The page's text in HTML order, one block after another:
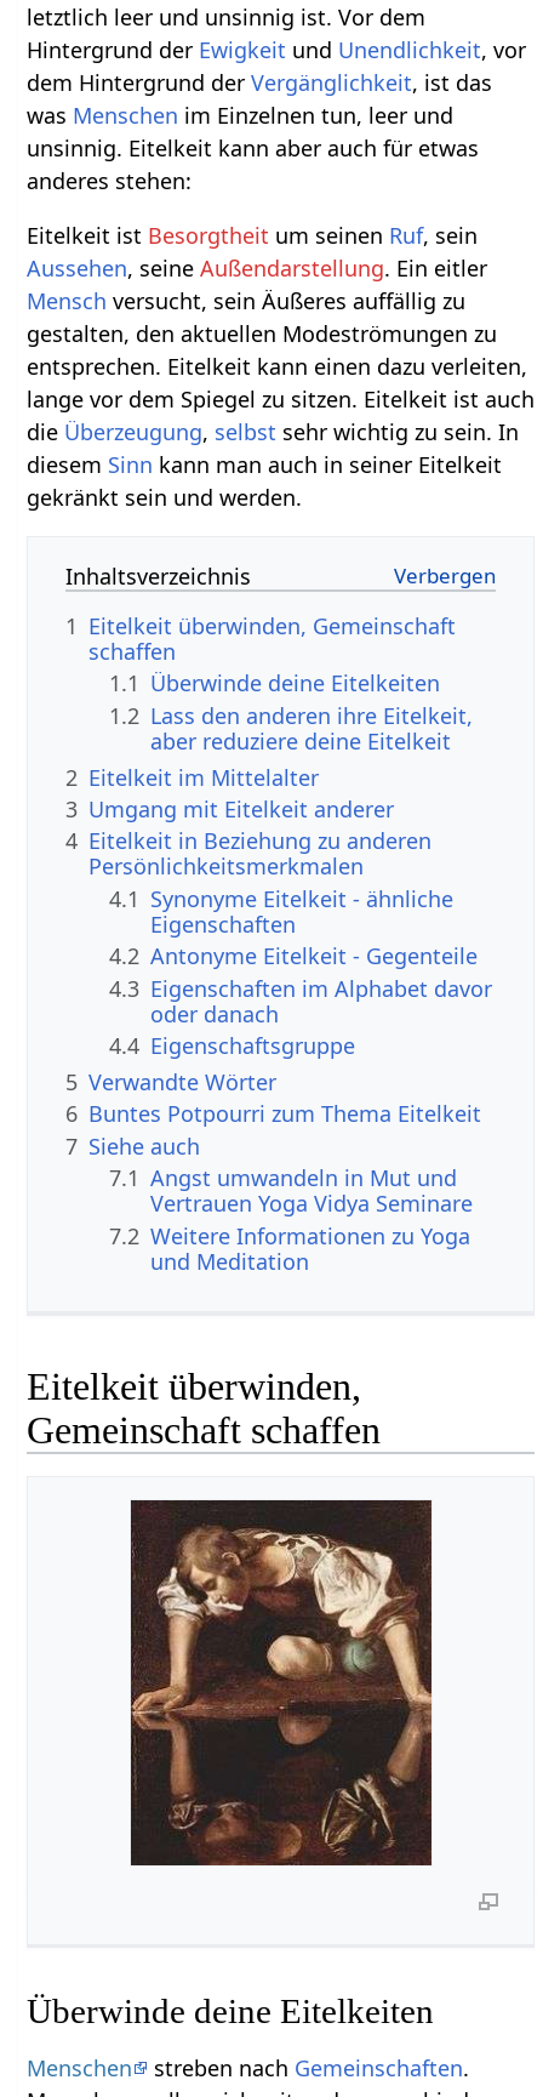
letztlich leer und unsinnig ist. Vor dem
Hintergrund der Ewigkeit und Unendlichkeit, vor
dem Hintergrund derVergänglichkeit, ist das
was Menschen im Einzelnen tun, leer und
unsinnig. Eitelkeit kann aber auch für etwas
anderes stehen:
Eitelkeit ist Besorgtheit um seinen Ruf, sein
Aussehen, seineAußendarstellung. Ein eitler
Mensch versucht, sein Äußeres auffällig zu
gestalten, den aktuellen Modeströmungen zu
entsprechen. Eitelkeit kann einen dazu verleiten,
lange vor dem Spiegel zu sitzen. Eitelkeit ist auch
die Überzeugung, selbst sehr wichtig zu sein. In
diesem Sinn kann man auch in seiner Eitelkeit
gekränkt sein und werden.
Inhaltsverzeichnis
1 Eitelkeit überwinden, Gemeinschaft
schaffen
1.1 Überwinde deine Eitelkeiten
1.2 Lass den anderen ihre Eitelkeit,
aber reduziere deine Eitelkeit
2 Eitelkeit im Mittelalter
3 Umgang mit Eitelkeit anderer
4 Eitelkeit in Beziehung zu anderen
Persönlichkeitsmerkmalen
4.1 Synonyme Eitelkeit - ähnliche
Eigenschaften
4.2 Antonyme Eitelkeit - Gegenteile
4.3 Eigenschaften im Alphabet davor
oder danach
4.4 Eigenschaftsgruppe
5 Verwandte Wörter
6 Buntes Potpourri zum Thema Eitelkeit
7 Siehe auch
7.1 Angst umwandeln in Mut und
Vertrauen Yoga Vidya Seminare
7.2 Weitere Informationen zu Yoga
und Meditation
Eitelkeit überwinden,
Gemeinschaft schaffen
Überwinde deine Eitelkeiten
Menschen streben nach Gemeinschaften.